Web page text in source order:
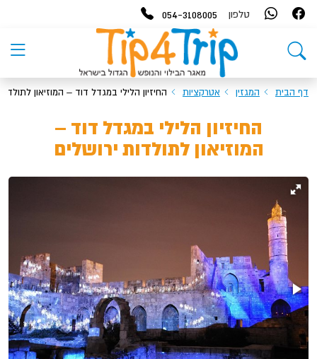
טלפון 054-3108005
דף הבית המגזין אטרקציות החיזיון הלילי במגדל דוד – המוזיאון
החיזיון הלילי במגדל דוד –
המוזיאון לתולדות ירושלים